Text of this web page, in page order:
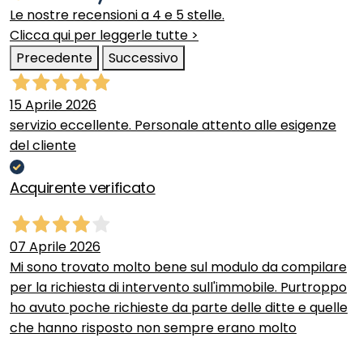
Le nostre recensioni a 4 e 5 stelle.
Clicca qui per leggerle tutte >
Precedente
Successivo
15 Aprile 2026
servizio eccellente. Personale attento alle esigenze
del cliente
Acquirente verificato
07 Aprile 2026
Mi sono trovato molto bene sul modulo da compilare
per la richiesta di intervento sull'immobile. Purtroppo
ho avuto poche richieste da parte delle ditte e quelle
che hanno risposto non sempre erano molto